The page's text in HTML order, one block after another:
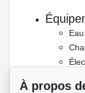
À propos